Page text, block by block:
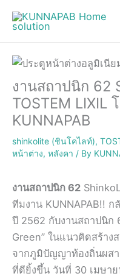
content
งานสถาปนิก 62
TOSTEM LIXIL
KUNNAPAB
shinkolite (ชินโคไลท์),
หน้าต่าง, หลังคา / By
งานสถาปนิก 62
ทีมงาน KUNNAPAB!!
ปี 2562 กับงานสถาปนิก
Green” ในแนวคิดสร้าง
จากภูมิปัญญาท้องถิ่นผส
ที่ดียิ้งขึ้น วันที่ 30 เมษา